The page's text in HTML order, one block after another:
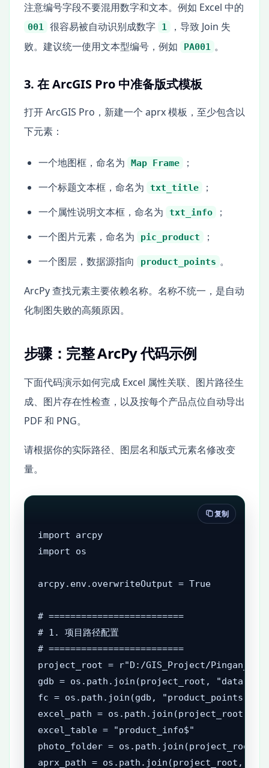
注意编号字段不要混用数字和文本。例如 Excel 中的
001 很容易被自动识别成数字 1
，导致 Join 失
败。建议统一使用文本型编号，例如
PA001 。
3. 在 ArcGIS Pro 中准备版式模板
打开 ArcGIS Pro，新建一个 aprx 模板，至少包含以
下元素：
一个地图框，命名为 Map Frame
；
一个标题文本框，命名为
txt_title
；
一个属性说明文本框，命名为
txt_info
；
一个图片元素，命名为
pic_product
；
一个图层，数据源指向
product_points 。
ArcPy 查找元素主要依赖名称。名称不统一，是自动
化制图失败的高频原因。
步骤：完整 ArcPy 代码示例
下面代码演示如何完成 Excel 属性关联、图片路径生
成、图片存在性检查，以及按每个产品点位自动导出
PDF 和 PNG。
请根据你的实际路径、图层名和版式元素名修改变
量。
import arcpy
import os
arcpy.env.overwriteOutput = True
# =========================
# 1. 项目路径配置
# =========================
project_root = r"D:/GIS_Project/
gdb = os.path.join(project_root, "data",
fc = os.path.join(gdb, "product_points")
excel_path = os.path.join(project_root,
excel_table = "product_info$"
photo_folder = os.path.join(project_root,
aprx_path = os.path.join(project_root,
复制